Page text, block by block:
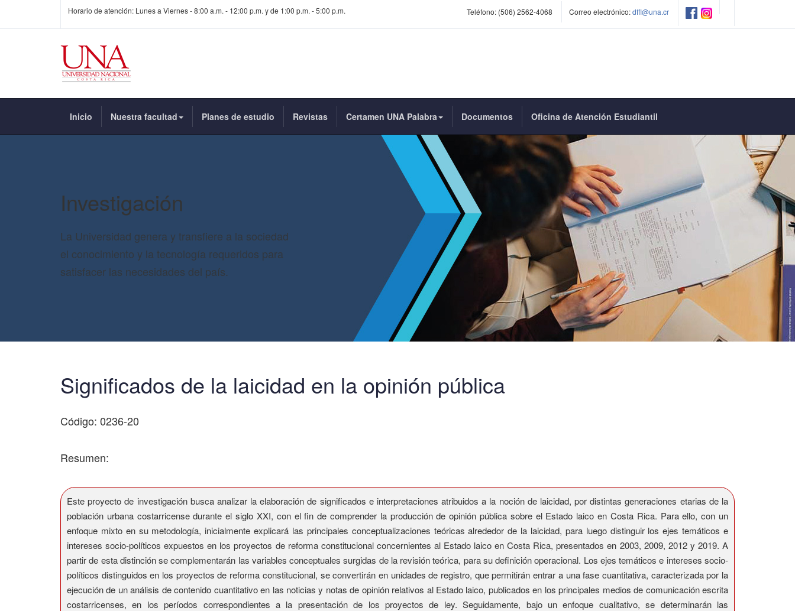
Horario de atención: Lunes a Viernes - 8:00 a.m. - 12:00 p.m. y de 1:00 p.m. - 5:00 p.m. Teléfono: (506) 2562-4068 Correo electrónico:dffl@una.cr
Inicio Nuestra facultad Planes de estudio Revistas Certamen UNA Palabra Documentos Oficina de Atención Estudiantil
Investigación
La Universidad genera y transfiere a la sociedad
el conocimiento y la tecnología requeridos para
satisfacer las necesidades del país.
Significados de la laicidad en la opinión pública
Código: 0236-20
Resumen:
Este proyecto de investigación busca analizar la elaboración de significados e interpretaciones atribuidos a la noción de laicidad, por distintas generaciones etarias de la
población urbana costarricense durante el siglo XXI, con el fin de comprender la producción de opinión pública sobre el Estado laico en Costa Rica. Para ello, con un
enfoque mixto en su metodología, inicialmente explicará las principales conceptualizaciones teóricas alrededor de la laicidad, para luego distinguir los ejes temáticos e
intereses socio-políticos expuestos en los proyectos de reforma constitucional concernientes al Estado laico en Costa Rica, presentados en 2003, 2009, 2012 y 2019. A
partir de esta distinción se complementarán las variables conceptuales surgidas de la revisión teórica, para su definición operacional. Los ejes temáticos e intereses socio-
políticos distinguidos en los proyectos de reforma constitucional, se convertirán en unidades de registro, que permitirán entrar a una fase cuantitativa, caracterizada por la
ejecución de un análisis de contenido cuantitativo en las noticias y notas de opinión relativos al Estado laico, publicados en los principales medios de comunicación escrita
costarricenses, en los períodos correspondientes a la presentación de los proyectos de ley. Seguidamente, bajo un enfoque cualitativo, se determinarán las